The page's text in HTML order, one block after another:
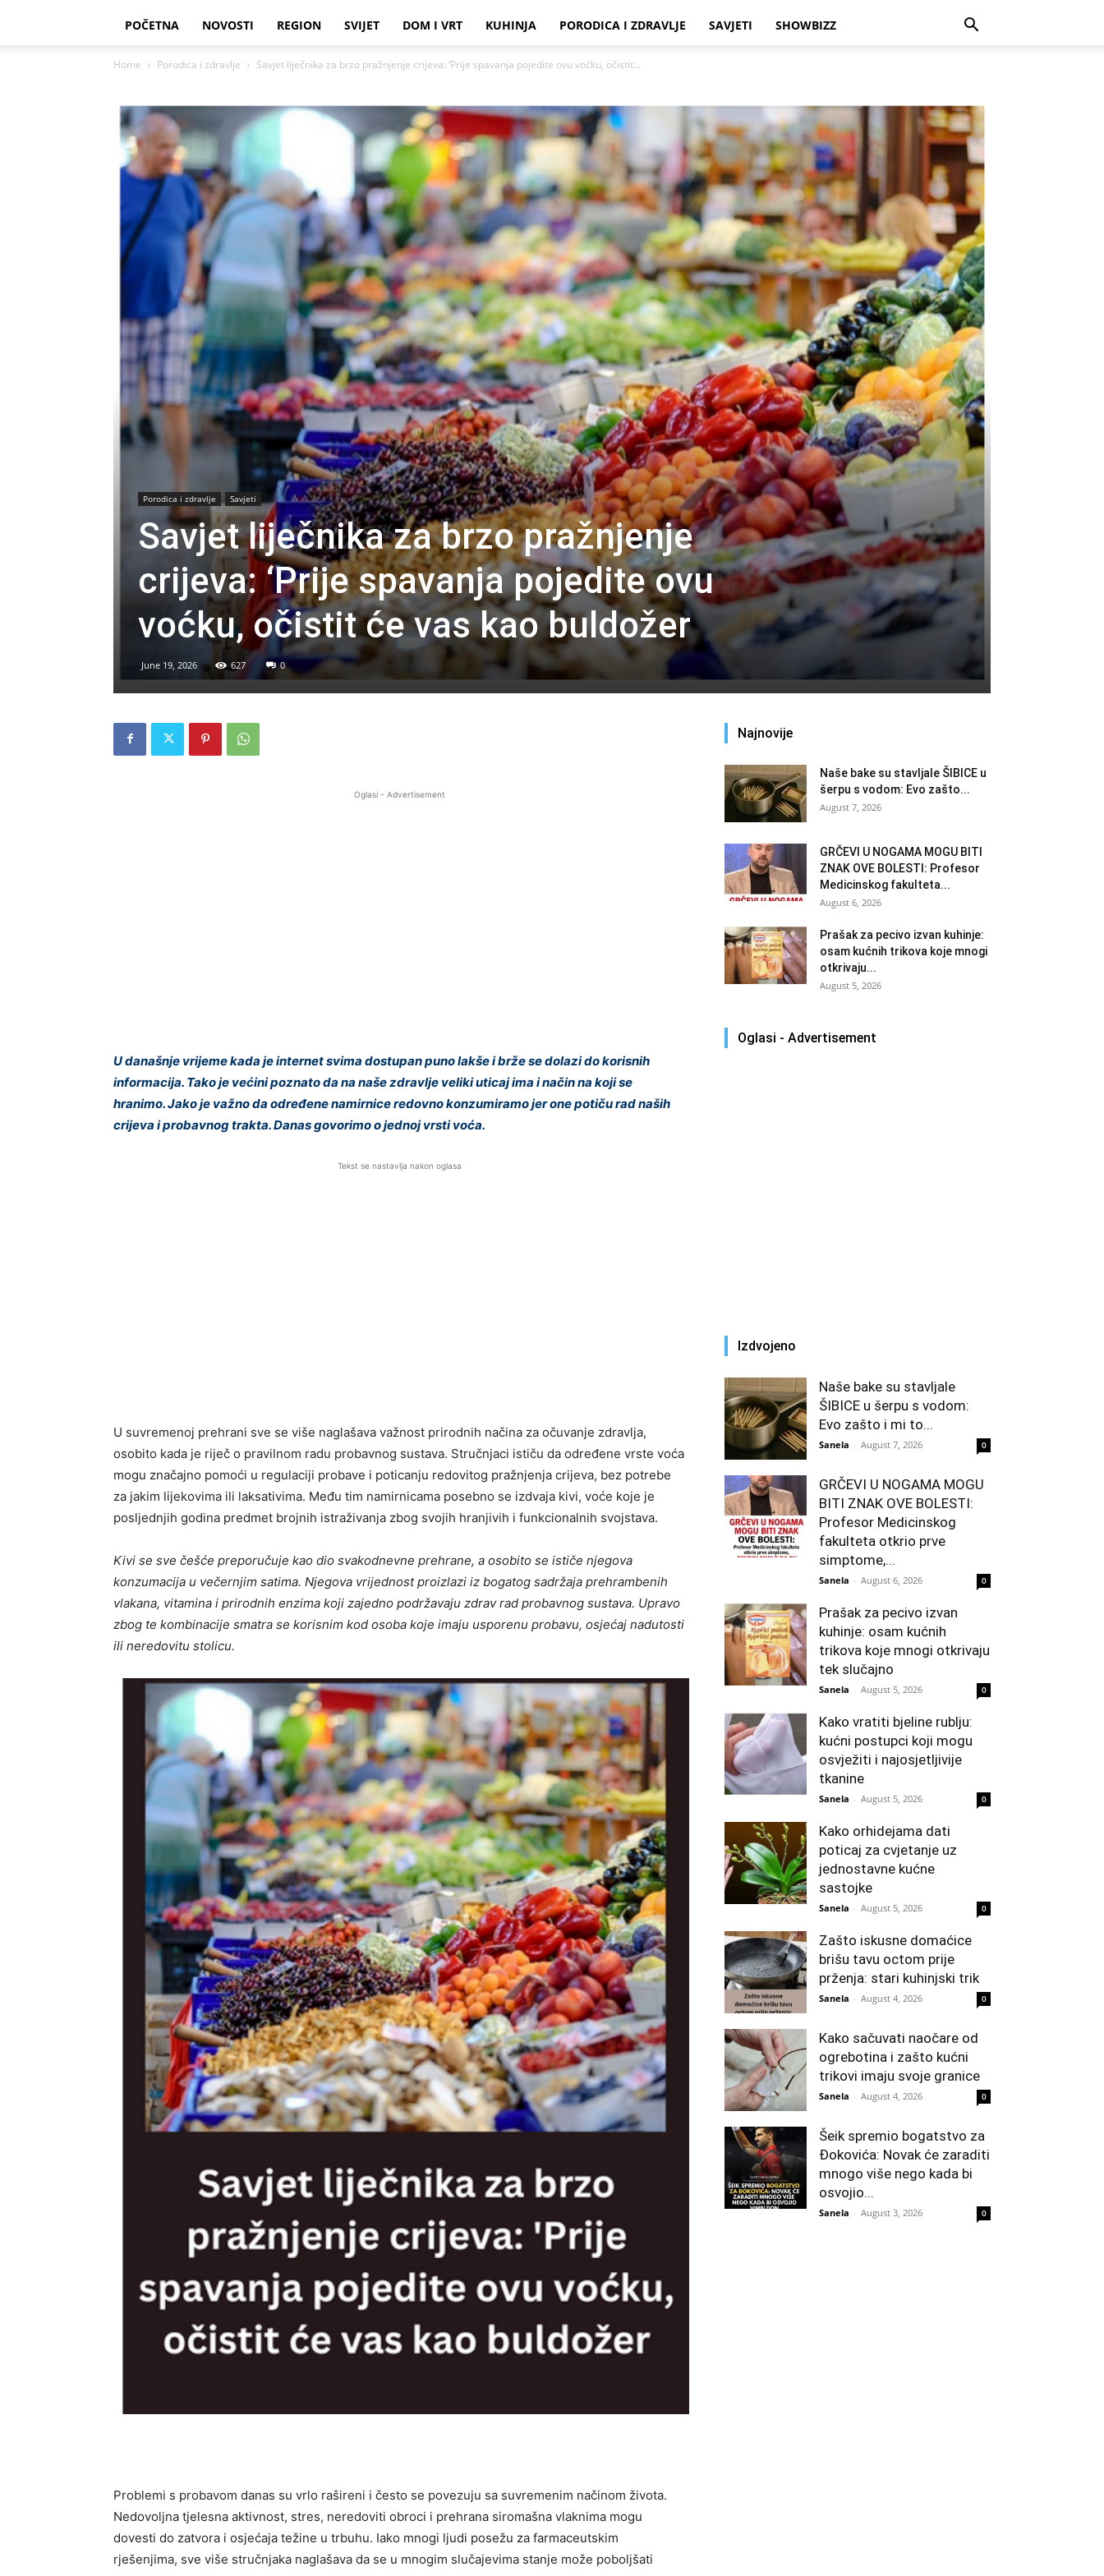
POČETNA NOVOSTI REGION SVIJET DOM I VRT KUHINJA PORODICA I ZDRAVLJE SAVJETI SHOWBIZZ
Home Porodica i zdravlje Savjet liječnika za brzo pražnjenje crijeva: ‘Prije spavanja pojedite ovu voćku, očistit...
Porodica i zdravlje Savjeti
Savjet liječnika za brzo pražnjenje
crijeva: ‘Prije spavanja pojedite ovu
voćku, očistit će vas kao buldožer
June 19, 2026 627 0
Oglasi - Advertisement
U današnje vrijeme kada je internet svima dostupan puno lakše i brže se dolazi do korisnih
informacija. Tako je većini poznato da na naše zdravlje veliki uticaj ima i način na koji se
hranimo. Jako je važno da određene namirnice redovno konzumiramo jer one potiču rad naših
crijeva i probavnog trakta. Danas govorimo o jednoj vrsti voća.
Tekst se nastavlja nakon oglasa
U suvremenoj prehrani sve se više naglašava važnost prirodnih načina za očuvanje zdravlja,
osobito kada je riječ o pravilnom radu probavnog sustava. Stručnjaci ističu da određene vrste voća
mogu značajno pomoći u regulaciji probave i poticanju redovitog pražnjenja crijeva, bez potrebe
za jakim lijekovima ili laksativima. Među tim namirnicama posebno se izdvaja kivi, voće koje je
posljednjih godina predmet brojnih istraživanja zbog svojih hranjivih i funkcionalnih svojstava.
Kivi se sve češće preporučuje kao dio svakodnevne prehrane, a osobito se ističe njegova
konzumacija u večernjim satima. Njegova vrijednost proizlazi iz bogatog sadržaja prehrambenih
vlakana, vitamina i prirodnih enzima koji zajedno podržavaju zdrav rad probavnog sustava. Upravo
zbog te kombinacije smatra se korisnim kod osoba koje imaju usporenu probavu, osjećaj nadutosti
ili neredovitu stolicu.
Problemi s probavom danas su vrlo rašireni i često se povezuju sa suvremenim načinom života.
Nedovoljna tjelesna aktivnost, stres, neredoviti obroci i prehrana siromašna vlaknima mogu
dovesti do zatvora i osjećaja težine u trbuhu. Iako mnogi ljudi posežu za farmaceutskim
rješenjima, sve više stručnjaka naglašava da se u mnogim slučajevima stanje može poboljšati
Najnovije
Naše bake su stavljale ŠIBICE u
šerpu s vodom: Evo zašto...
August 7, 2026
GRČEVI U NOGAMA MOGU BITI
ZNAK OVE BOLESTI: Profesor
Medicinskog fakulteta...
August 6, 2026
Prašak za pecivo izvan kuhinje:
osam kućnih trikova koje mnogi
otkrivaju...
August 5, 2026
Oglasi - Advertisement
Izdvojeno
Naše bake su stavljale
ŠIBICE u šerpu s vodom:
Evo zašto i mi to...
Sanela - August 7, 2026 0
GRČEVI U NOGAMA MOGU
BITI ZNAK OVE BOLESTI:
Profesor Medicinskog
fakulteta otkrio prve
simptome,...
Sanela - August 6, 2026 0
Prašak za pecivo izvan
kuhinje: osam kućnih
trikova koje mnogi otkrivaju
tek slučajno
Sanela - August 5, 2026 0
Kako vratiti bjeline rublju:
kućni postupci koji mogu
osvježiti i najosjetljivije
tkanine
Sanela - August 5, 2026 0
Kako orhidejama dati
poticaj za cvjetanje uz
jednostavne kućne
sastojke
Sanela - August 5, 2026 0
Zašto iskusne domaćice
brišu tavu octom prije
prženja: stari kuhinjski trik
Sanela - August 4, 2026 0
Kako sačuvati naočare od
ogrebotina i zašto kućni
trikovi imaju svoje granice
Sanela - August 4, 2026 0
Šeik spremio bogatstvo za
Đokovića: Novak će zaraditi
mnogo više nego kada bi
osvojio...
Sanela - August 3, 2026 0